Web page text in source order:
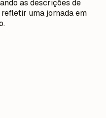
as descrições de
uma jornada em